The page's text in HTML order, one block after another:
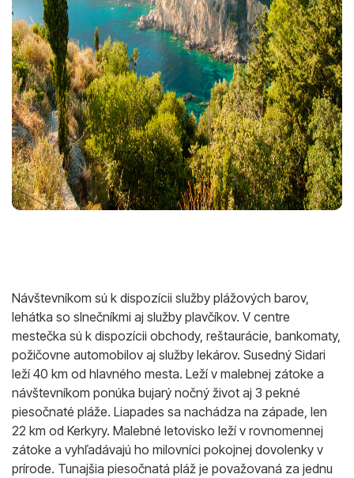
Návštevníkom sú k dispozícii služby plážových barov,
lehátka so slnečníkmi aj služby plavčíkov. V centre
mestečka sú k dispozícii obchody, reštaurácie, bankomaty,
požičovne automobilov aj služby lekárov. Susedný Sidari
leží 40 km od hlavného mesta. Leží v malebnej zátoke a
návštevníkom ponúka bujarý nočný život aj 3 pekné
piesočnaté pláže. Liapades sa nachádza na západe, len
22 km od Kerkyry. Malebné letovisko leží v rovnomennej
zátoke a vyhľadávajú ho milovníci pokojnej dovolenky v
prírode. Tunajšia piesočnatá pláž je považovaná za jednu